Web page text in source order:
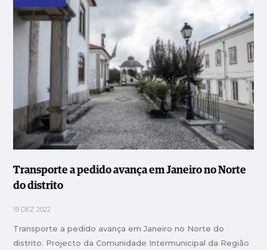
Transporte a pedido avança em Janeiro no Norte
do distrito
19 DEZ 2022
Transporte a pedido avança em Janeiro no Norte do
distrito. Projecto da Comunidade Intermunicipal da Região